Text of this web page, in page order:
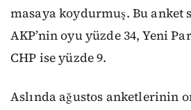
masaya koydurmuş. Bu anket
AKP’nin oyu yüzde 34, Yeni
CHP ise yüzde 9.
Aslında ağustos anketlerinin